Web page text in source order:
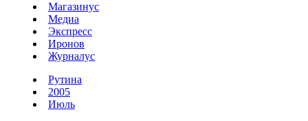
Магазинус
Медиа
Экспресс
Иронов
Журналус
Рутина
2005
Июль